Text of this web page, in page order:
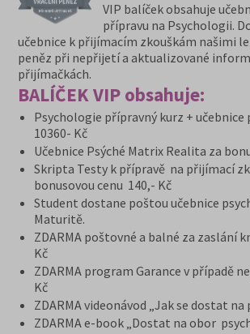
VIP balíček obsahuje
přípravu na Psychologii.
učebnice k přijímacím zkouškám našimi
peněz při nepřijetí a aktualizované
přijímačkách.
BALÍČEK VIP obsahuje:
Psychologie přípravný kurz +
10360- Kč
Učebnice Psýché Matrix Realita za
Skripta Testy k přípravě na přijímací
bonusovou cenu 140,- Kč
Student dostane poštou učebnice
Maturitě.
ZDARMA poštovné a balné za zaslání
Kč
ZDARMA program Garance v případě
Kč
ZDARMA videonávod „Jak se dostat
ZDARMA e-book „Dostat na obor